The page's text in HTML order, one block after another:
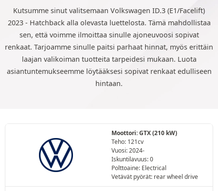
Kutsumme sinut valitsemaan Volkswagen ID.3 (E1/Facelift)
2023 - Hatchback alla olevasta luettelosta. Tämä mahdollistaa
sen, että voimme ilmoittaa sinulle ajoneuvoosi sopivat
renkaat. Tarjoamme sinulle paitsi parhaat hinnat, myös erittäin
laajan valikoiman tuotteita tarpeidesi mukaan. Luota
asiantuntemukseemme löytääksesi sopivat renkaat edulliseen
hintaan.
Moottori: GTX (210 kW)
Teho: 121cv
Vuosi: 2024-
Iskuntilavuus: 0
Polttoaine: Electrical
Vetävät pyörät: rear wheel drive